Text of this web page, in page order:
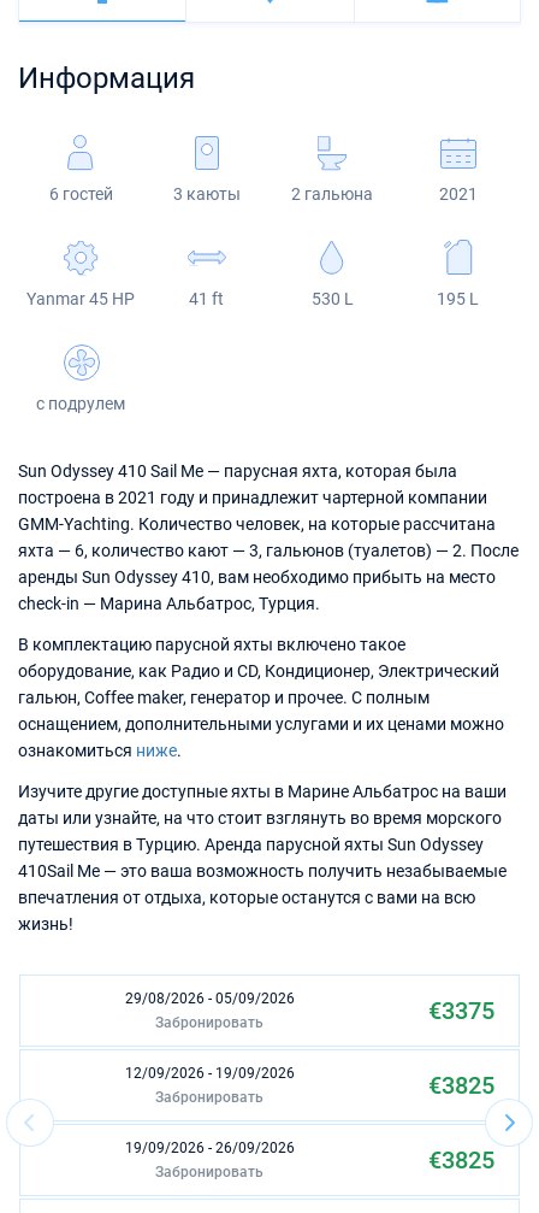
Мугла
ACI Марина Дубровник
Марина Веруда
Lagoon
Bali
Fountaine Pajot
Leopard
Bali 4.6
Bali 5.4
Astrea 42
Excess 11
Oceanis 51.1
Jeanneau 54
Sun Odyssey 440
Sun Odyssey 410
Dufour 46 GL
Сент-Люсия
Информация
6 гостей 3 каюты 2 гальюна 2021
Yanmar 45 HP 41 ft 530 L 195 L
с подрулем
Sun Odyssey 410 Sail Me — парусная яхта, которая была
построена в 2021 году и принадлежит чартерной компании
GMM-Yachting. Количество человек, на которые рассчитана
яхта — 6, количество кают — 3, гальюнов (туалетов) — 2. После
аренды Sun Odyssey 410, вам необходимо прибыть на место
check-in — Марина Альбатрос, Турция.
В комплектацию парусной яхты включено такое
оборудование, как Радио и CD, Кондиционер, Электрический
гальюн, Coffee maker, генератор и прочее. С полным
оснащением, дополнительными услугами и их ценами можно
ознакомиться ниже.
Изучите другие доступные яхты в Марине Альбатрос на ваши
даты или узнайте, на что стоит взглянуть во время морского
путешествия в Турцию. Аренда парусной яхты Sun Odyssey
410Sail Me — это ваша возможность получить незабываемые
впечатления от отдыха, которые останутся с вами на всю
жизнь!
29/08/2026 - 05/09/2026 €3375
Забронировать
12/09/2026 - 19/09/2026 €3825
Забронировать
19/09/2026 - 26/09/2026 €3825
Забронировать